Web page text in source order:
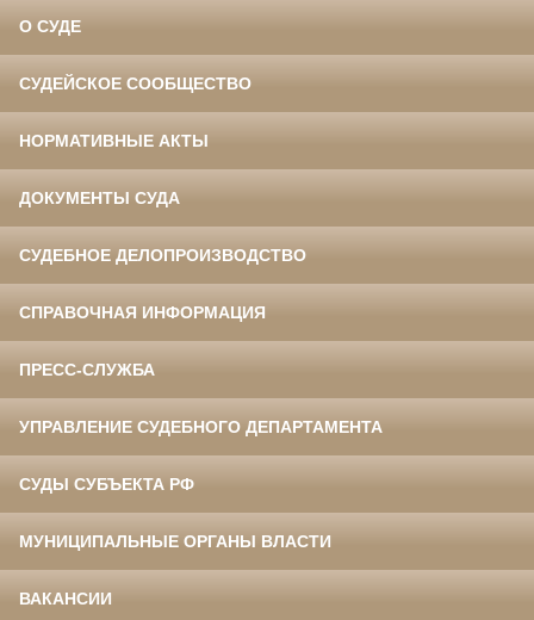
О СУДЕ
СУДЕЙСКОЕ СООБЩЕСТВО
НОРМАТИВНЫЕ АКТЫ
ДОКУМЕНТЫ СУДА
СУДЕБНОЕ ДЕЛОПРОИЗВОДСТВО
СПРАВОЧНАЯ ИНФОРМАЦИЯ
ПРЕСС-СЛУЖБА
УПРАВЛЕНИЕ СУДЕБНОГО ДЕПАРТАМЕНТА
СУДЫ СУБЪЕКТА РФ
МУНИЦИПАЛЬНЫЕ ОРГАНЫ ВЛАСТИ
ВАКАНСИИ